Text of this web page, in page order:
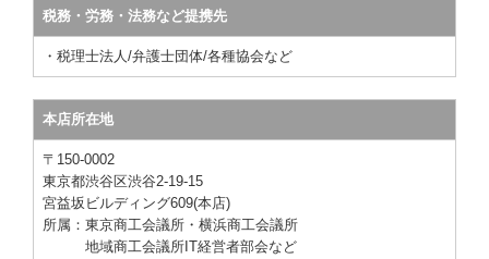
税務・労務・法務など提携先
・税理士法人/弁護士団体/各種協会など
本店所在地
〒150-0002
東京都渋谷区渋谷2-19-15
宮益坂ビルディング609(本店)
所属：東京商工会議所・横浜商工会議所
地域商工会議所IT経営者部会など